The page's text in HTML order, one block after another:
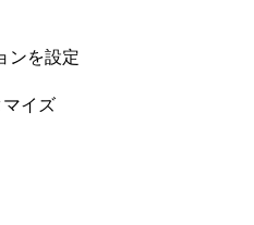
ンを設定
イズ